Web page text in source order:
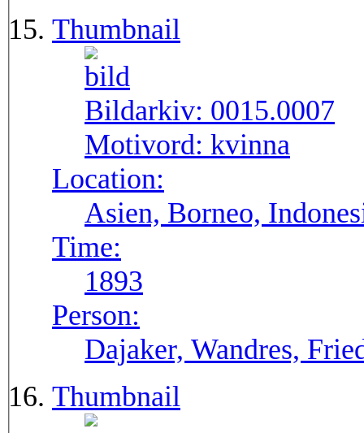
Thumbnail
Bildarkiv: 0015.0007
Motivord: kvinna
Location:
Asien, Borneo,
Time:
1893
Person:
Dajaker, Wandres,
Thumbnail